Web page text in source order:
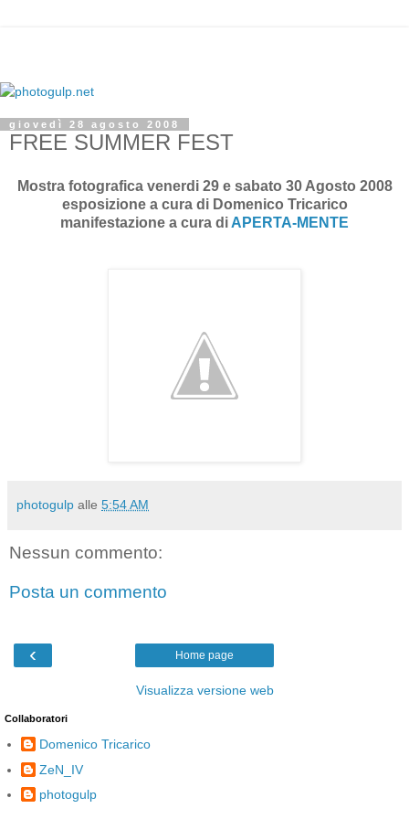
giovedì 28 agosto 2008
FREE SUMMER FEST
Mostra fotografica venerdi 29 e sabato 30 Agosto 2008
esposizione a cura di Domenico Tricarico
manifestazione a cura di APERTA-MENTE
photogulp alle 5:54 AM
Nessun commento:
Posta un commento
‹ Home page
Visualizza versione web
Collaboratori
Domenico Tricarico
ZeN_IV
photogulp